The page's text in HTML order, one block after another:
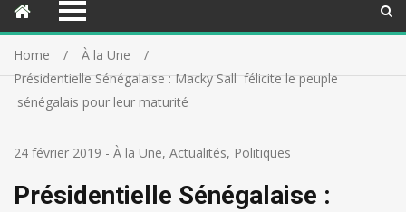
Home
À la Une
Présidentielle Sénégalaise : Macky Sall félicite le peuple
sénégalais pour leur maturité
24 février 2019 - À la Une, Actualités, Politiques
Présidentielle Sénégalaise :